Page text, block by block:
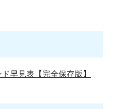
早見表【完全保存版】